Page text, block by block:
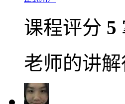
课程评分 5
老师的讲